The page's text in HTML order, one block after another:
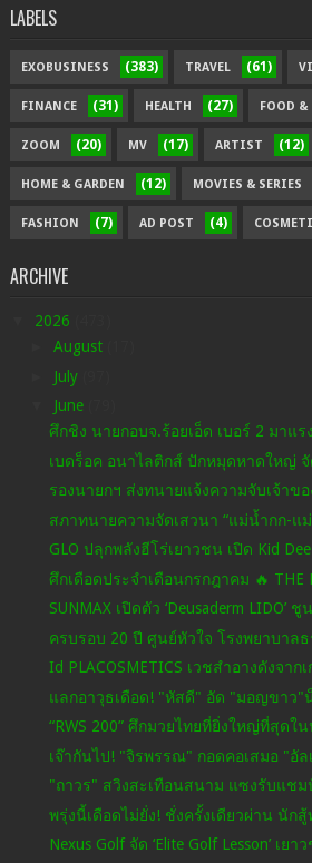
LABELS
EXOBUSINESS (383) TRAVEL (61)
FINANCE (31) HEALTH (27) FOOD &
ZOOM (20) MV (17) ARTIST (12)
HOME & GARDEN (12) MOVIES & SERIES
FASHION (7) AD POST (4)
ARCHIVE
2026
August
July
June
ศึกชิง นายกอบจ.ร้อยเอ็ด เบอร์ 2 มาแ
เบดร็อค อนาไลติกส์ ปักหมุดหาดใหญ่
รองนายกฯ ส่งทนายแจ้งความจับเจ้าข
สภาทนายความจัดเสวนา “แม่น้ำกก-แ
GLO ปลุกพลังฮีโร่เยาวชน เปิด Kid
ศึกเดือดประจำเดือนกรกฎาคม 🔥 THE
SUNMAX เปิดตัว ‘Deusaderm LIDO’
ครบรอบ 20 ปี ศูนย์หัวใจ โรงพยาบาล
Id PLACOSMETICS เวชสำอางดังจาก
แลกอาวุธเดือด! "หัสดี" อัด "มอญขาว"
“RWS 200” ศึกมวยไทยที่ยิ่งใหญ่ที่สุดใ
เจ๊ากันไป! "จิรพรรณ" กอดคอเสมอ "อัล
"ถาวร" สวิงสะเทือนสนาม แซงรับแชม
พรุ่งนี้เดือดไม่ยั่ง! ชั่งครั้งเดียวผ่าน นักสู้
Nexus Golf จัด ‘Elite Golf Lesson’ เย